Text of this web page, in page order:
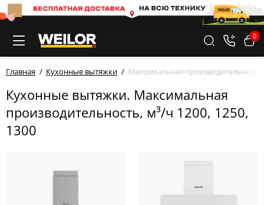
0
Главная Кухонные вытяжки Максимальная
Кухонные вытяжки. Максимальная
производительность, м³/ч 1200, 1250,
1300